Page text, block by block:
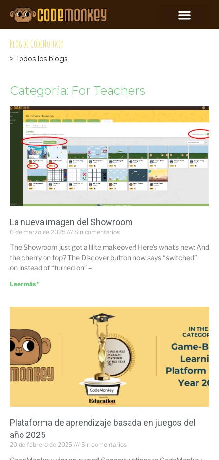
Blog de CodeMonkey
> Todos los blogs
Categoría: For Teachers
La nueva imagen del Showroom
6 de marzo de 2025 Sin comentarios
The Showroom just got a lillte makeover! Here’s what’s new: And
the cherry on top? The Discover button now says “switched”
on instead of “turned on” –
Leer más "
Plataforma de aprendizaje basada en juegos del
año 2025
20 de febrero de 2025 Sin comentarios